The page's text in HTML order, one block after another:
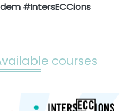
#IntersECCions
courses